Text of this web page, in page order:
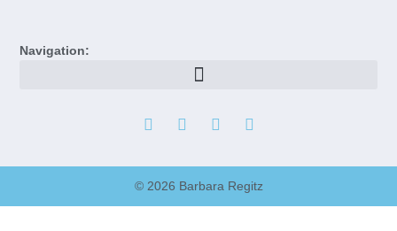
Navigation:
© 2026 Barbara Regitz